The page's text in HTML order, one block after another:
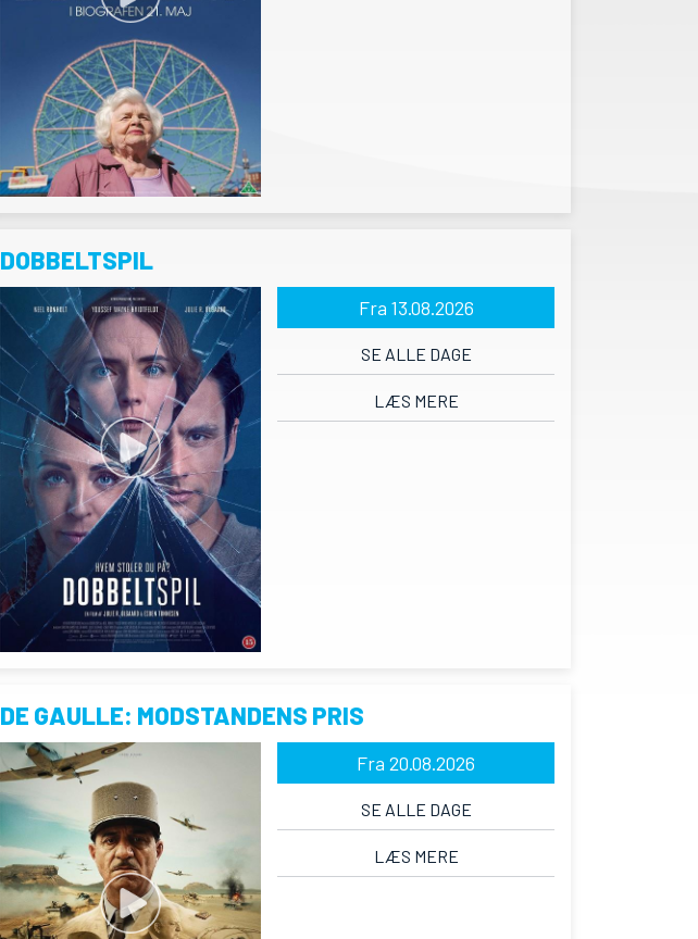
DOBBELTSPIL
Fra 13.08.2026
SE ALLE DAGE
LÆS MERE
DE GAULLE: MODSTANDENS PRIS
Fra 20.08.2026
SE ALLE DAGE
LÆS MERE